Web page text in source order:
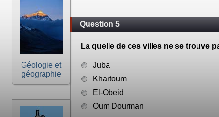
Géologie et
géographie
Question 5
La quelle de ces villes ne se trouve
Juba
Khartoum
El-Obeid
Oum Dourman